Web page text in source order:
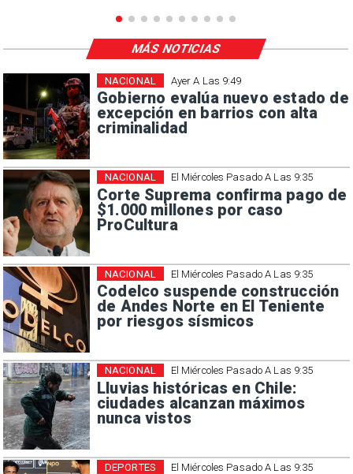
Ayer A Las 9:49
Gobierno evalúa nuevo estado de
excepción en barrios con alta
criminalidad
NACIONAL
El Miércoles Pasado A Las 9:35
Corte Suprema confirma pago de
$1.000 millones por caso
ProCultura
NACIONAL
El Miércoles Pasado A Las 9:35
Codelco suspende construcción
de Andes Norte en El Teniente
por riesgos sísmicos
NACIONAL
El Miércoles Pasado A Las 9:35
Lluvias históricas en Chile:
ciudades alcanzan máximos
nunca vistos
NACIONAL
El Miércoles Pasado A Las 9:35
DEPORTES
MÁS NOTICIAS